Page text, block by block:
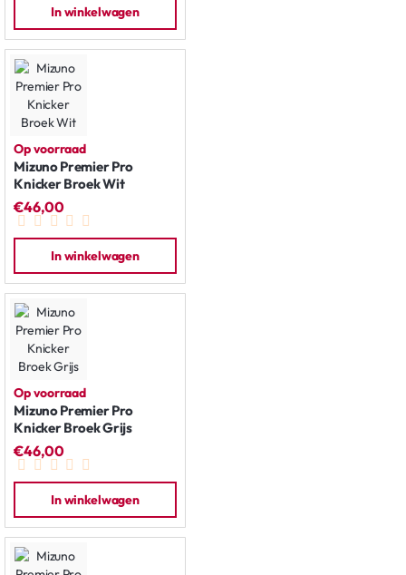
In winkelwagen
Op voorraad
Mizuno Premier Pro
Knicker Broek Wit
€46,00
In winkelwagen
Op voorraad
Mizuno Premier Pro
Knicker Broek Grijs
€46,00
In winkelwagen